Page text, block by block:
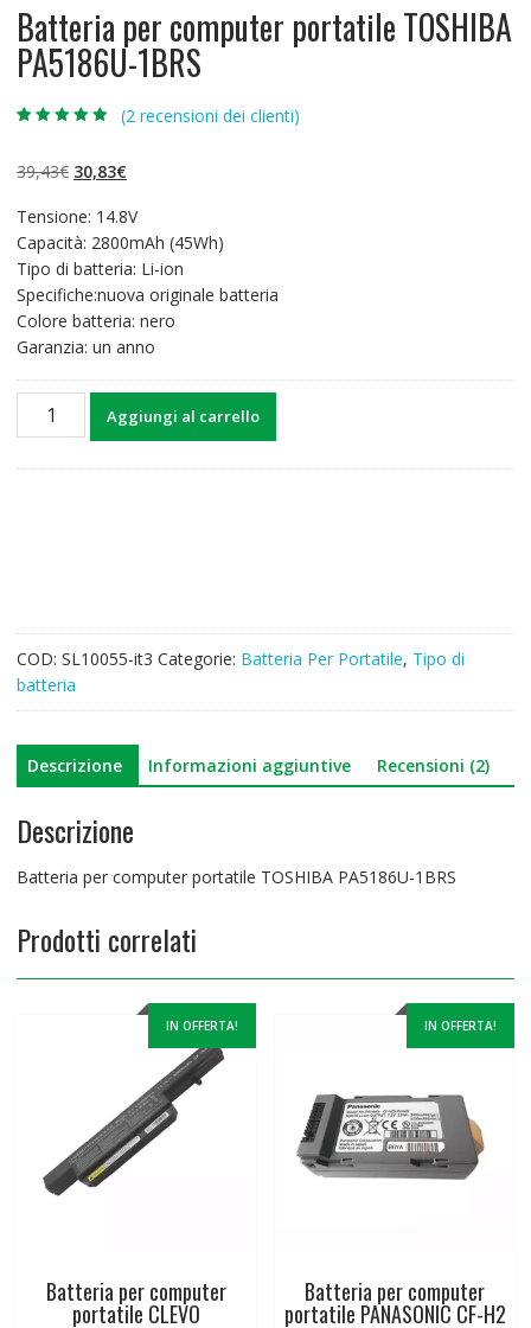
Batteria per computer portatile TOSHIBA
PA5186U-1BRS
base di
recensioni
(2 recensioni dei clienti)
39,43€ Il
originale
era:
39,43€.
30,83€Il
attuale
è:
30,83€.
Tensione: 14.8V
Capacità: 2800mAh (45Wh)
Tipo di batteria: Li-ion
Specifiche:nuova originale batteria
Colore batteria: nero
Garanzia: un anno
Batteria
Aggiungi al carrello
COD: SL10055-it3 Categorie: Batteria Per Portatile, Tipo di
batteria
Descrizione Informazioni aggiuntive Recensioni (2)
Descrizione
Batteria per computer portatile TOSHIBA PA5186U-1BRS
Prodotti correlati
IN OFFERTA!
Batteria per computer
portatile CLEVO
IN OFFERTA!
Batteria per computer
portatile PANASONIC CF-H2